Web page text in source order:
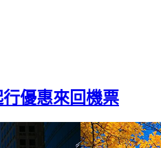
優惠來回機票